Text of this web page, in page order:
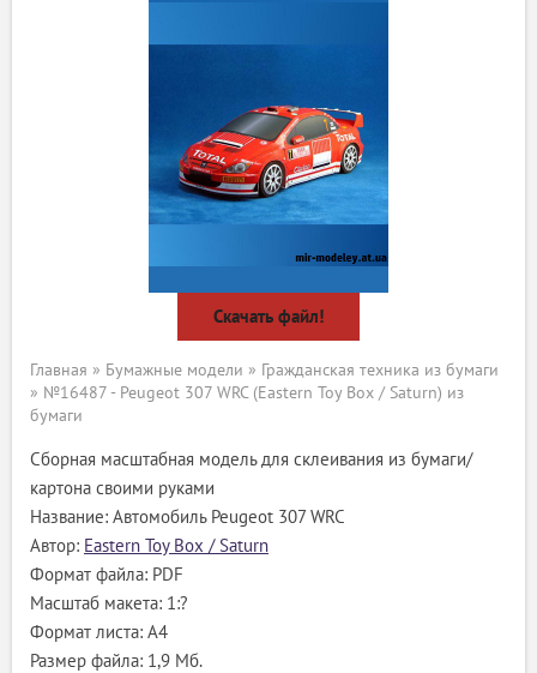
Скачать файл!
Главная » Бумажные модели » Гражданская техника из бумаги
» №16487 - Peugeot 307 WRC (Eastern Toy Box / Saturn) из
бумаги
Сборная масштабная модель для склеивания из бумаги/
картона своими руками
Название: Автомобиль Peugeot 307 WRC
Автор: Eastern Toy Box / Saturn
Формат файла: PDF
Масштаб макета: 1:?
Формат листа: А4
Размер файла: 1,9 Мб.